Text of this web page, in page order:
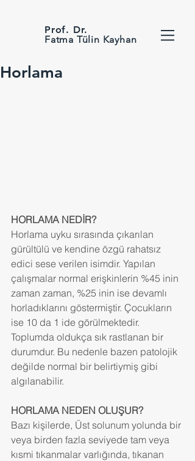
Prof. Dr.
Fatma Tülin Kayhan
Horlama
HORLAMA NEDİR?
Horlama uyku sırasında çıkarılan
gürültülü ve kendine özgü rahatsız
edici sese verilen isimdir. Yapılan
çalışmalar normal erişkinlerin %45 inin
zaman zaman, %25 inin ise devamlı
horladıklarını göstermiştir. Çocukların
ise 10 da 1 ide görülmektedir.
Toplumda oldukça sık rastlanan bir
durumdur. Bu nedenle bazen patolojik
değilde normal bir belirtiymiş gibi
algılanabilir.
HORLAMA NEDEN OLUŞUR?
Bazı kişilerde, Üst solunum yolunda bir
veya birden fazla seviyede tam veya
kısmi tıkanmalar varlığında, tıkanan